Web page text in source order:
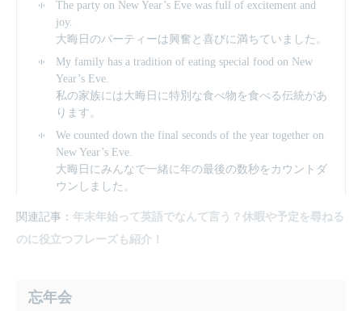
The party on New Year’s Eve was full of excitement and
joy.
大晦日のパーティーは興奮と喜びに満ちていました。
My family has a tradition of eating special food on New
Year’s Eve.
私の家族には大晦日に特別な食べ物を食べる伝統があ
ります。
We counted down the final seconds of the year together on
New Year’s Eve.
大晦日にみんなで一緒に年の最後の数秒をカウントダ
ウンしました。
関連記事： 年末年始って英語でなんて言う？休暇や予定を尋ねる
のに役立つフレーズも紹介！
忘年会